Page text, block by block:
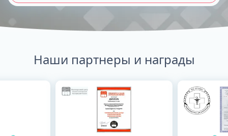
Наши партнеры и награды